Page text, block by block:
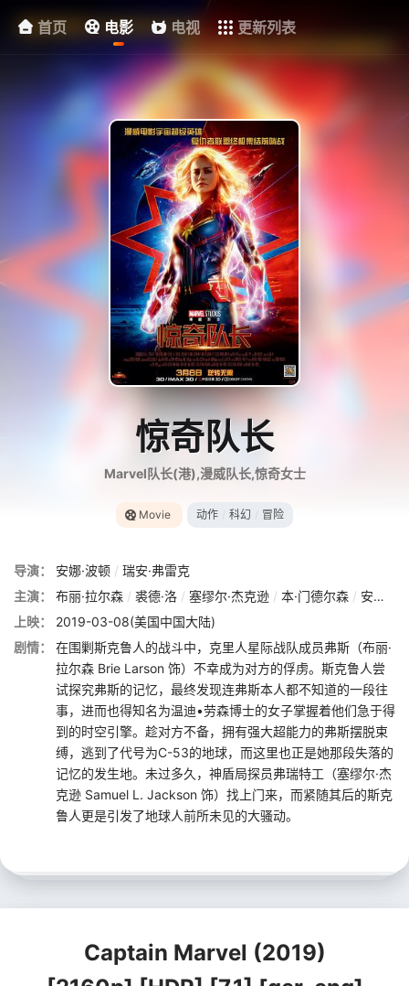
首页 电影 电视 更新列表
惊奇队长
Marvel队长(港),漫威队长,惊奇女士
Movie 动作 科幻 冒险
导演： 安娜·波顿 / 瑞安·弗雷克
主演：
布丽·拉尔森 / 裘德·洛 / 塞缪尔·杰克逊 / 本·门德尔森 / 安妮特·贝宁
上映：
2019-03-08(美国中国大陆)
剧情：
在围剿斯克鲁人的战斗中，克里人星际战队成员弗斯（布丽·
拉尔森 Brie Larson 饰）不幸成为对方的俘虏。斯克鲁人尝
试探究弗斯的记忆，最终发现连弗斯本人都不知道的一段往
事，进而也得知名为温迪•劳森博士的女子掌握着他们急于得
到的时空引擎。趁对方不备，拥有强大超能力的弗斯摆脱束
缚，逃到了代号为C-53的地球，而这里也正是她那段失落的
记忆的发生地。未过多久，神盾局探员弗瑞特工（塞缪尔·杰
克逊 Samuel L. Jackson 饰）找上门来，而紧随其后的斯克
鲁人更是引发了地球人前所未见的大骚动。
Captain Marvel (2019)